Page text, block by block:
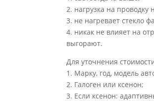
2. нагрузка на проводку
3. не нагревает стекло
4. никак не влияет на
выгорают.
Для уточнения
1. Марку, год, модель
2. Галоген или ксенон;
3. Если ксенон: